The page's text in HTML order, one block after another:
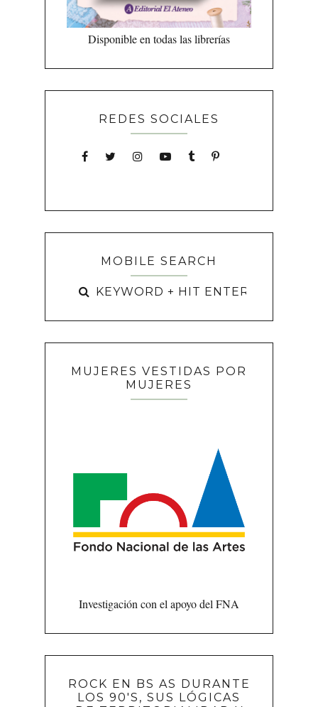
Disponible en todas las librerías
REDES SOCIALES
MOBILE SEARCH
MUJERES VESTIDAS POR
MUJERES
Investigación con el apoyo del FNA
ROCK EN BS AS DURANTE
LOS 90'S, SUS LÓGICAS